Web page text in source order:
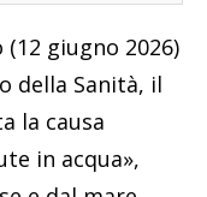
giugno 2026)
della Sanità, il
la causa
in acqua»,